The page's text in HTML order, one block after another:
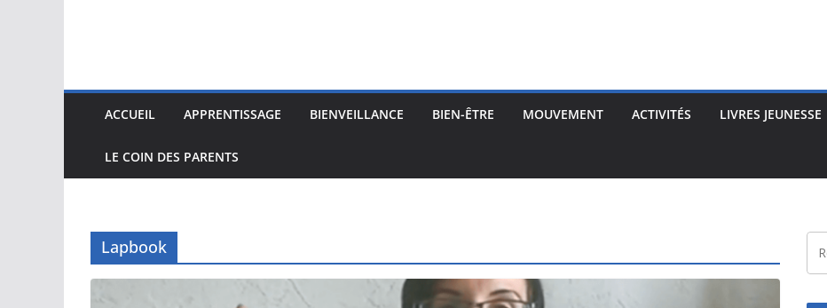
ACCUEIL APPRENTISSAGE BIENVEILLANCE BIEN-ÊTRE MOUVEMENT ACTIVITÉS LIVRES JEUNESSE
LE COIN DES PARENTS
Lapbook